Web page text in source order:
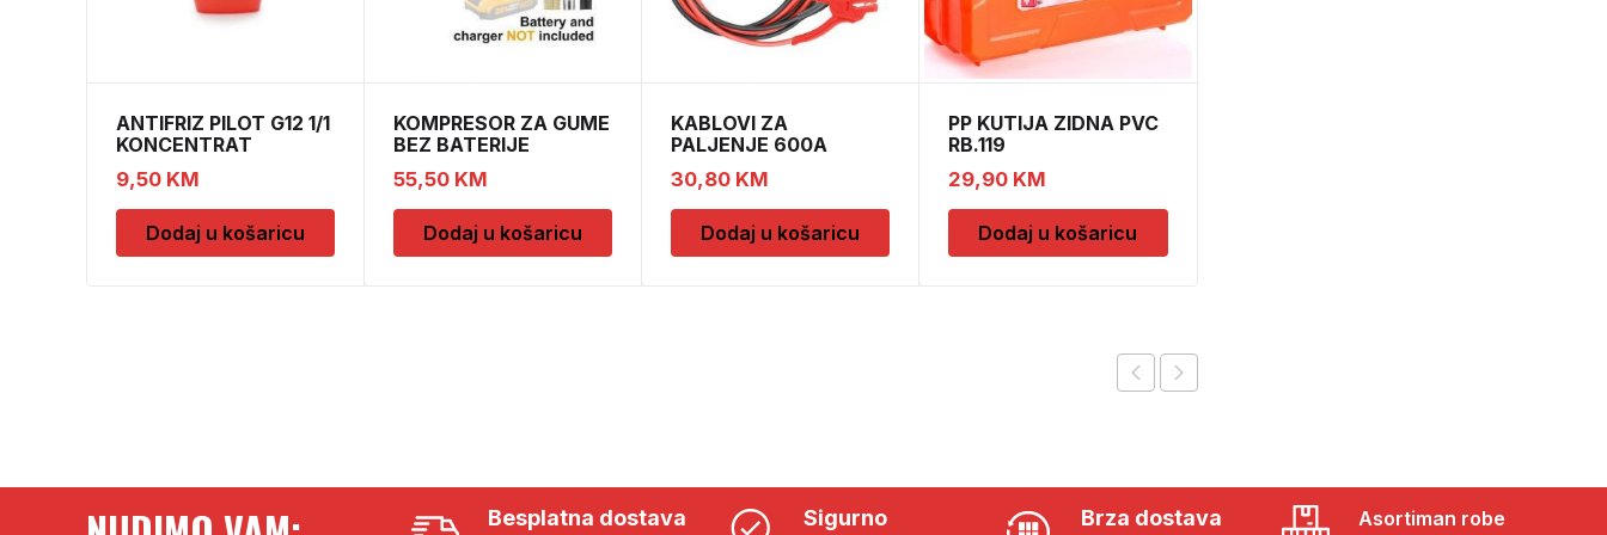
ANTIFRIZ PILOT G12 1/1
KONCENTRAT
9,50 KM
Dodaj u košaricu
KOMPRESOR ZA GUME
BEZ BATERIJE
CACLI2001
55,50 KM
Dodaj u košaricu
KABLOVI ZA
PALJENJE 600A
INGCO HBTCP6008
30,80 KM
Dodaj u košaricu
PP KUTIJA ZIDNA PVC
RB.119
29,90 KM
Dodaj u košaricu
Besplatna dostava Sigurno Brza dostava Asortiman robe